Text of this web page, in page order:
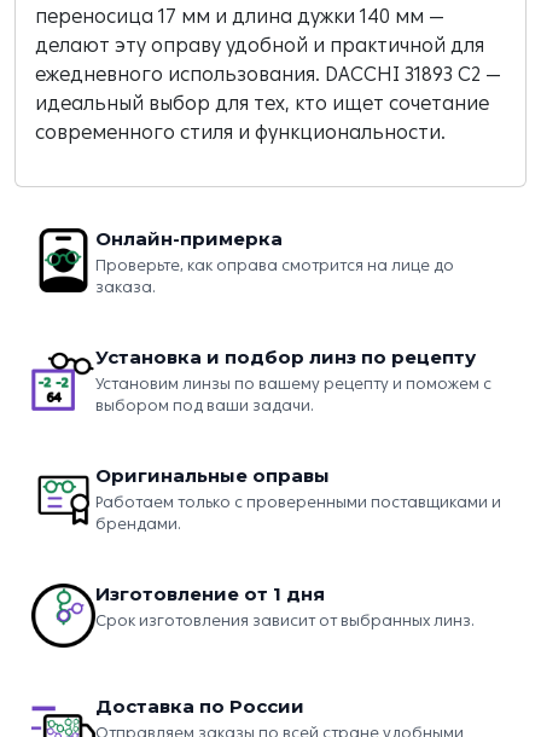
переносица 17 мм и длина дужки 140 мм —
делают эту оправу удобной и практичной для
ежедневного использования. DACCHI 31893 C2 —
идеальный выбор для тех, кто ищет сочетание
современного стиля и функциональности.
Онлайн-примерка
Проверьте, как оправа смотрится на лице до
заказа.
Установка и подбор линз по рецепту
Установим линзы по вашему рецепту и поможем с
выбором под ваши задачи.
Оригинальные оправы
Работаем только с проверенными поставщиками и
брендами.
Изготовление от 1 дня
Срок изготовления зависит от выбранных линз.
Доставка по России
Отправляем заказы по всей стране удобными